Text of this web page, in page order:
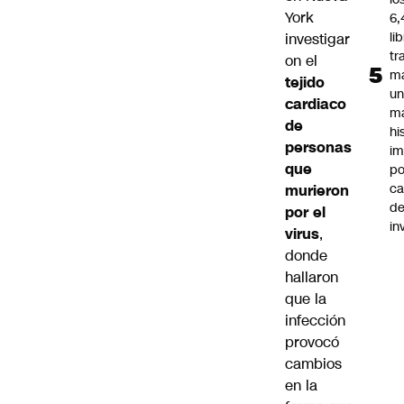
York
investigar
on el
tejido
cardiaco
de
personas
que
murieron
por el
virus,
donde
hallaron
que la
infección
provocó
cambios
en la
un
de